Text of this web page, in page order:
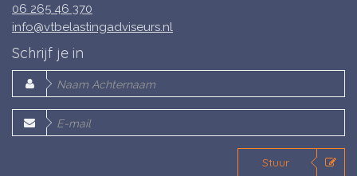
06 265 46 370
info@vtbelastingadviseurs.nl
Schrijf je in
Stuur